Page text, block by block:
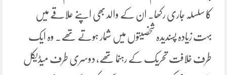
کا سلسلہ جاری رکھا۔ ان کے والد بھی اپنے علاقے میں
بہت زیادہ پسندیدہ شخصیتوں میں شمار ہوتے تھے۔ وہ ایک
طرف خلافت تحریک کے رہنما تھے، دوسری طرف میڈیکل